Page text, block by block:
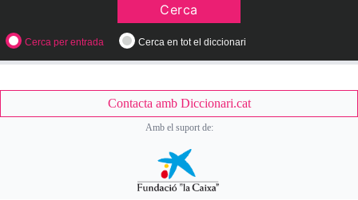
Cerca
Cerca per entrada Cerca en tot el diccionari
Contacta amb Diccionari.cat
Amb el suport de: